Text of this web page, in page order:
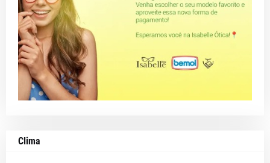
Clima